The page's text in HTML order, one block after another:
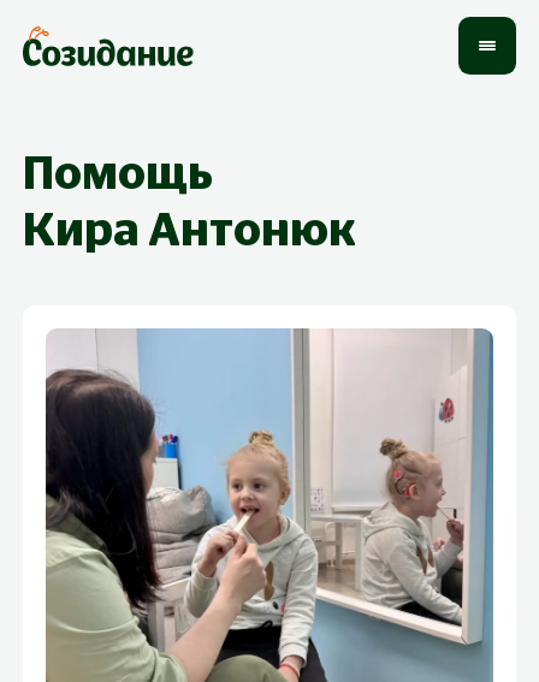
Помощь
Кира Антонюк